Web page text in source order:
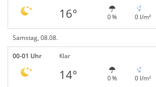
16° 0 % 0 l/m²
Samstag, 08.08.
00-01 Uhr Klar
14° 0 % 0 l/m²